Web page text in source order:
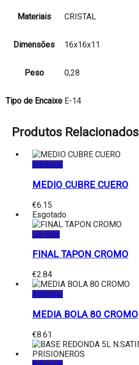
Materiais CRISTAL
Dimensões 16x16x11
Peso 0,28
Tipo de Encaixe E-14
Produtos Relacionados
Adicionar
MEDIO CUBRE CUERO
€6.15
Esgotado
Ler mais
FINAL TAPON CROMO
€2.84
Adicionar
MEDIA BOLA 80 CROMO
€8.61